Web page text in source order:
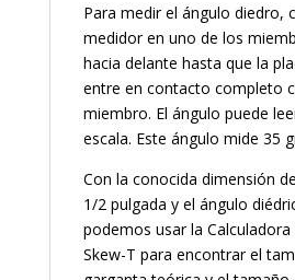
Para medir el ángulo diedro,
medidor en uno de los
hacia delante hasta que la
entre en contacto completo
miembro. El ángulo puede
escala. Este ángulo mide 35
Con la conocida dimensión
1/2 pulgada y el ángulo
podemos usar la
Skew-T para encontrar el